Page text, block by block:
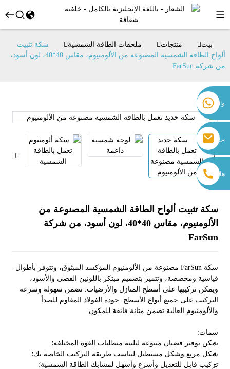
واتساب
+86 13559179905 سالي تشين
+86 18806057002 سانبورن غو
بريد
إلكتروني
sales@farsunpv.com
sanborn.guo@farsunpv.com
هاتف
بيت منتجات ملحقات الطاقة الشمسية
سكة تثبيت
ألواح الطاقة الشمسية المصنوعة من الألومنيوم، مقاس 40*40، لون أسود،
من شركة FarSun
سكة تثبيت ألواح الطاقة الشمسية المصنوعة من
الألومنيوم، مقاس 40*40، لون أسود، من شركة
FarSun
سكة FarSun مصنوعة من الألومنيوم المؤكسد المبثوق، وتتوفر بأطوال
قياسية ومخصصة، وتتميز بتصميم مبتكر باللونين الفضي والأسود،
ويمكن تركيبها على أسطح المنازل والأرضيات. نضمن سهولة وسرعة
التركيب على جميع أنواع الأسطح. جودة الفولاذ المقاوم للصدأ
والألومنيوم العالية تضمن متانة فائقة للمكون.
سمات:
يمكن توفير قضبان متنوعة لتلبية متطلبات القوة المختلفة؛
شكل مربع وشكل مستطيل ليناسب طريقة التركيب الخاصة بك؛
تركيب قابل للتعديل وأسرع وأسهل لمشابك الطاقة الشمسية؛